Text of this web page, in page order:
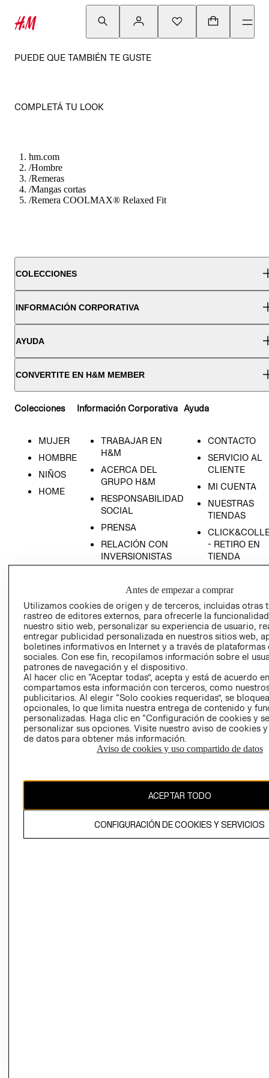
PUEDE QUE TAMBIÉN TE GUSTE
COMPLETÁ TU LOOK
hm.com
/Hombre
/Remeras
/Mangas cortas
/Remera COOLMAX® Relaxed Fit
COLECCIONES
INFORMACIÓN CORPORATIVA
AYUDA
CONVERTITE EN H&M MEMBER
Colecciones
MUJER
HOMBRE
NIÑOS
HOME
Información Corporativa
TRABAJAR EN
H&M
ACERCA DEL
GRUPO H&M
RESPONSABILIDAD
SOCIAL
PRENSA
RELACIÓN CON
INVERSIONISTAS
EMPRESARIAL
Ayuda
CONTACTO
SERVICIO AL
CLIENTE
MI CUENTA
NUESTRAS
TIENDAS
- RETIRO EN
TIENDA
AVISO DE
PRIVACIDAD
GIFT CARD
AVISO DE
COOKIES
Uruguay ($U)
El contenido de esta página web está protegido por copyright y es
propiedad de H&M Hennes & Mauritz AB.
Antes de empezar a comprar
Utilizamos cookies de origen y de terceros, incluidas otras
rastreo de editores externos, para ofrecerle la
nuestro sitio web, personalizar su experiencia de usuario,
entregar publicidad personalizada en nuestros sitios web,
boletines informativos en Internet y a través de plataformas
sociales. Con ese fin, recopilamos información sobre el
patrones de navegación y el dispositivo.
Al hacer clic en “Aceptar todas”, acepta y está de acuerdo
compartamos esta información con terceros, como
publicitarios. Al elegir “Solo cookies requeridas”, se
opcionales, lo que limita nuestra entrega de contenido y
personalizadas. Haga clic en “Configuración de cookies y
personalizar sus opciones. Visite nuestro aviso de cookies
de datos para obtener más información.
Aviso de cookies y uso compartido de datos
ACEPTAR TODO
CONFIGURACIÓN DE COOKIES Y SERVICIOS